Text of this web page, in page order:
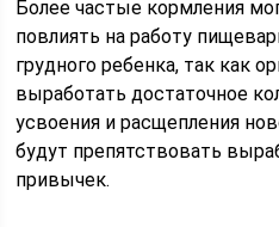
Более частые кормления
повлиять на работу
грудного ребенка, так как
выработать достаточное
усвоения и расщепления
будут препятствовать
привычек.